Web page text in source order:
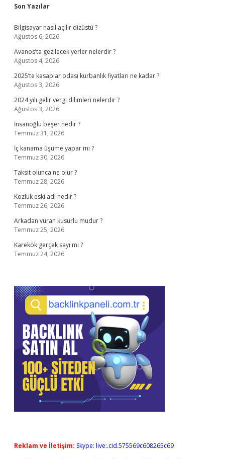
Sidebar
Son Yazılar
Bilgisayar nasıl açılır dizüstü ?
Ağustos 6, 2026
Avanos’ta gezilecek yerler nelerdir ?
Ağustos 4, 2026
2025’te kasaplar odası kurbanlık fiyatları ne kadar ?
Ağustos 3, 2026
2024 yılı gelir vergi dilimleri nelerdir ?
Ağustos 3, 2026
İnsanoğlu beşer nedir ?
Temmuz 31, 2026
İç kanama üşüme yapar mı ?
Temmuz 30, 2026
Taksit olunca ne olur ?
Temmuz 28, 2026
Kozluk eski adı nedir ?
Temmuz 26, 2026
Arkadan vuran kusurlu mudur ?
Temmuz 25, 2026
Karekök gerçek sayı mı ?
Temmuz 24, 2026
Reklam ve İletişim: Skype: live:.cid.575569c608265c69